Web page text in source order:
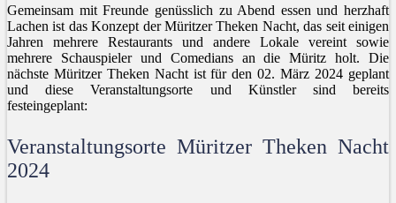
Gemeinsam mit Freunde genüsslich zu Abend essen und herzhaft
Lachen ist das Konzept der Müritzer Theken Nacht, das seit einigen
Jahren mehrere Restaurants und andere Lokale vereint sowie
mehrere Schauspieler und Comedians an die Müritz holt. Die
nächste Müritzer Theken Nacht ist für den 02. März 2024 geplant
und diese Veranstaltungsorte und Künstler sind bereits
festeingeplant:
Veranstaltungsorte Müritzer Theken Nacht
2024